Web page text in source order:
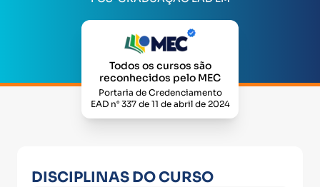
Todos os cursos são
reconhecidos pelo MEC
Portaria de Credenciamento
EAD n° 337 de 11 de abril de 2024
DISCIPLINAS DO CURSO